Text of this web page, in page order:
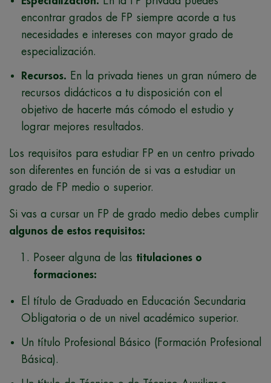
encontrar grados de FP siempre acorde a tus
necesidades e intereses con mayor grado de
especialización.
Recursos. En la privada tienes un gran número de
recursos didácticos a tu disposición con el
objetivo de hacerte más cómodo el estudio y
lograr mejores resultados.
Los requisitos para estudiar FP en un centro privado
son diferentes en función de si vas a estudiar un
grado de FP medio o superior.
Si vas a cursar un FP de grado medio debes cumplir
algunos de estos requisitos:
Poseer alguna de las titulaciones o
formaciones:
El título de Graduado en Educación Secundaria
Obligatoria o de un nivel académico superior.
Un título Profesional Básico (Formación Profesional
Básica).